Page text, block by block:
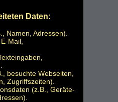
Daten:
Namen, Adressen).
Mail,
besuchte Webseiten,
Zugriffszeiten).
(z.B., Geräte-